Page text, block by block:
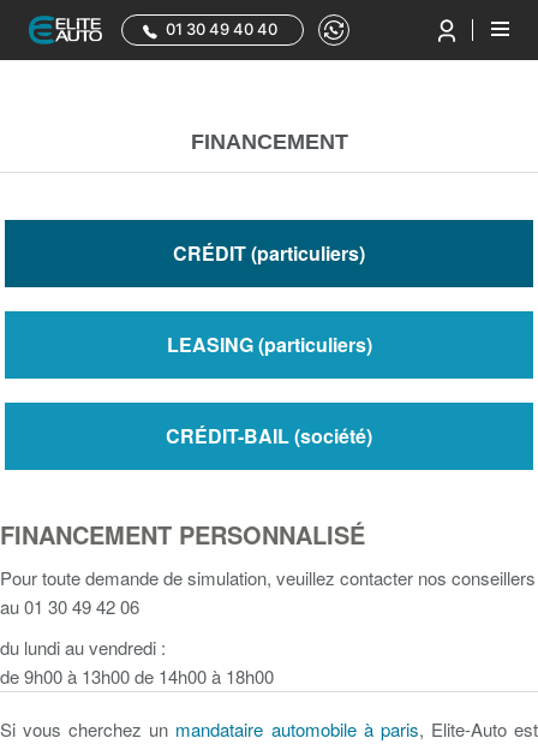
01 30 49 40 40
FINANCEMENT
CRÉDIT(particuliers)
LEASING(particuliers)
CRÉDIT-BAIL(société)
FINANCEMENT PERSONNALISÉ
Pour toute demande de simulation, veuillez contacter nos conseillers
au 01 30 49 42 06
du lundi au vendredi :
de 9h00 à 13h00 de 14h00 à 18h00
Si vous cherchez un mandataire automobile à paris, Elite-Auto est